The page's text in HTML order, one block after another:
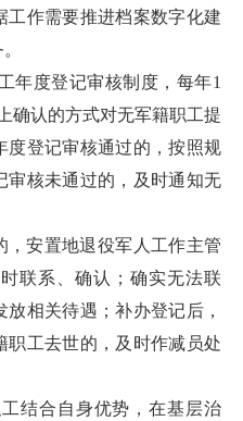
工作需要推进档案数字化建
年度登记审核制度，每年1
确认的方式对无军籍职工提
度登记审核通过的，按照规
审核未通过的，及时通知无
，安置地退役军人工作主管
联系、确认；确实无法联
相关待遇；补办登记后，
职工去世的，及时作减员处
结合自身优势，在基层治